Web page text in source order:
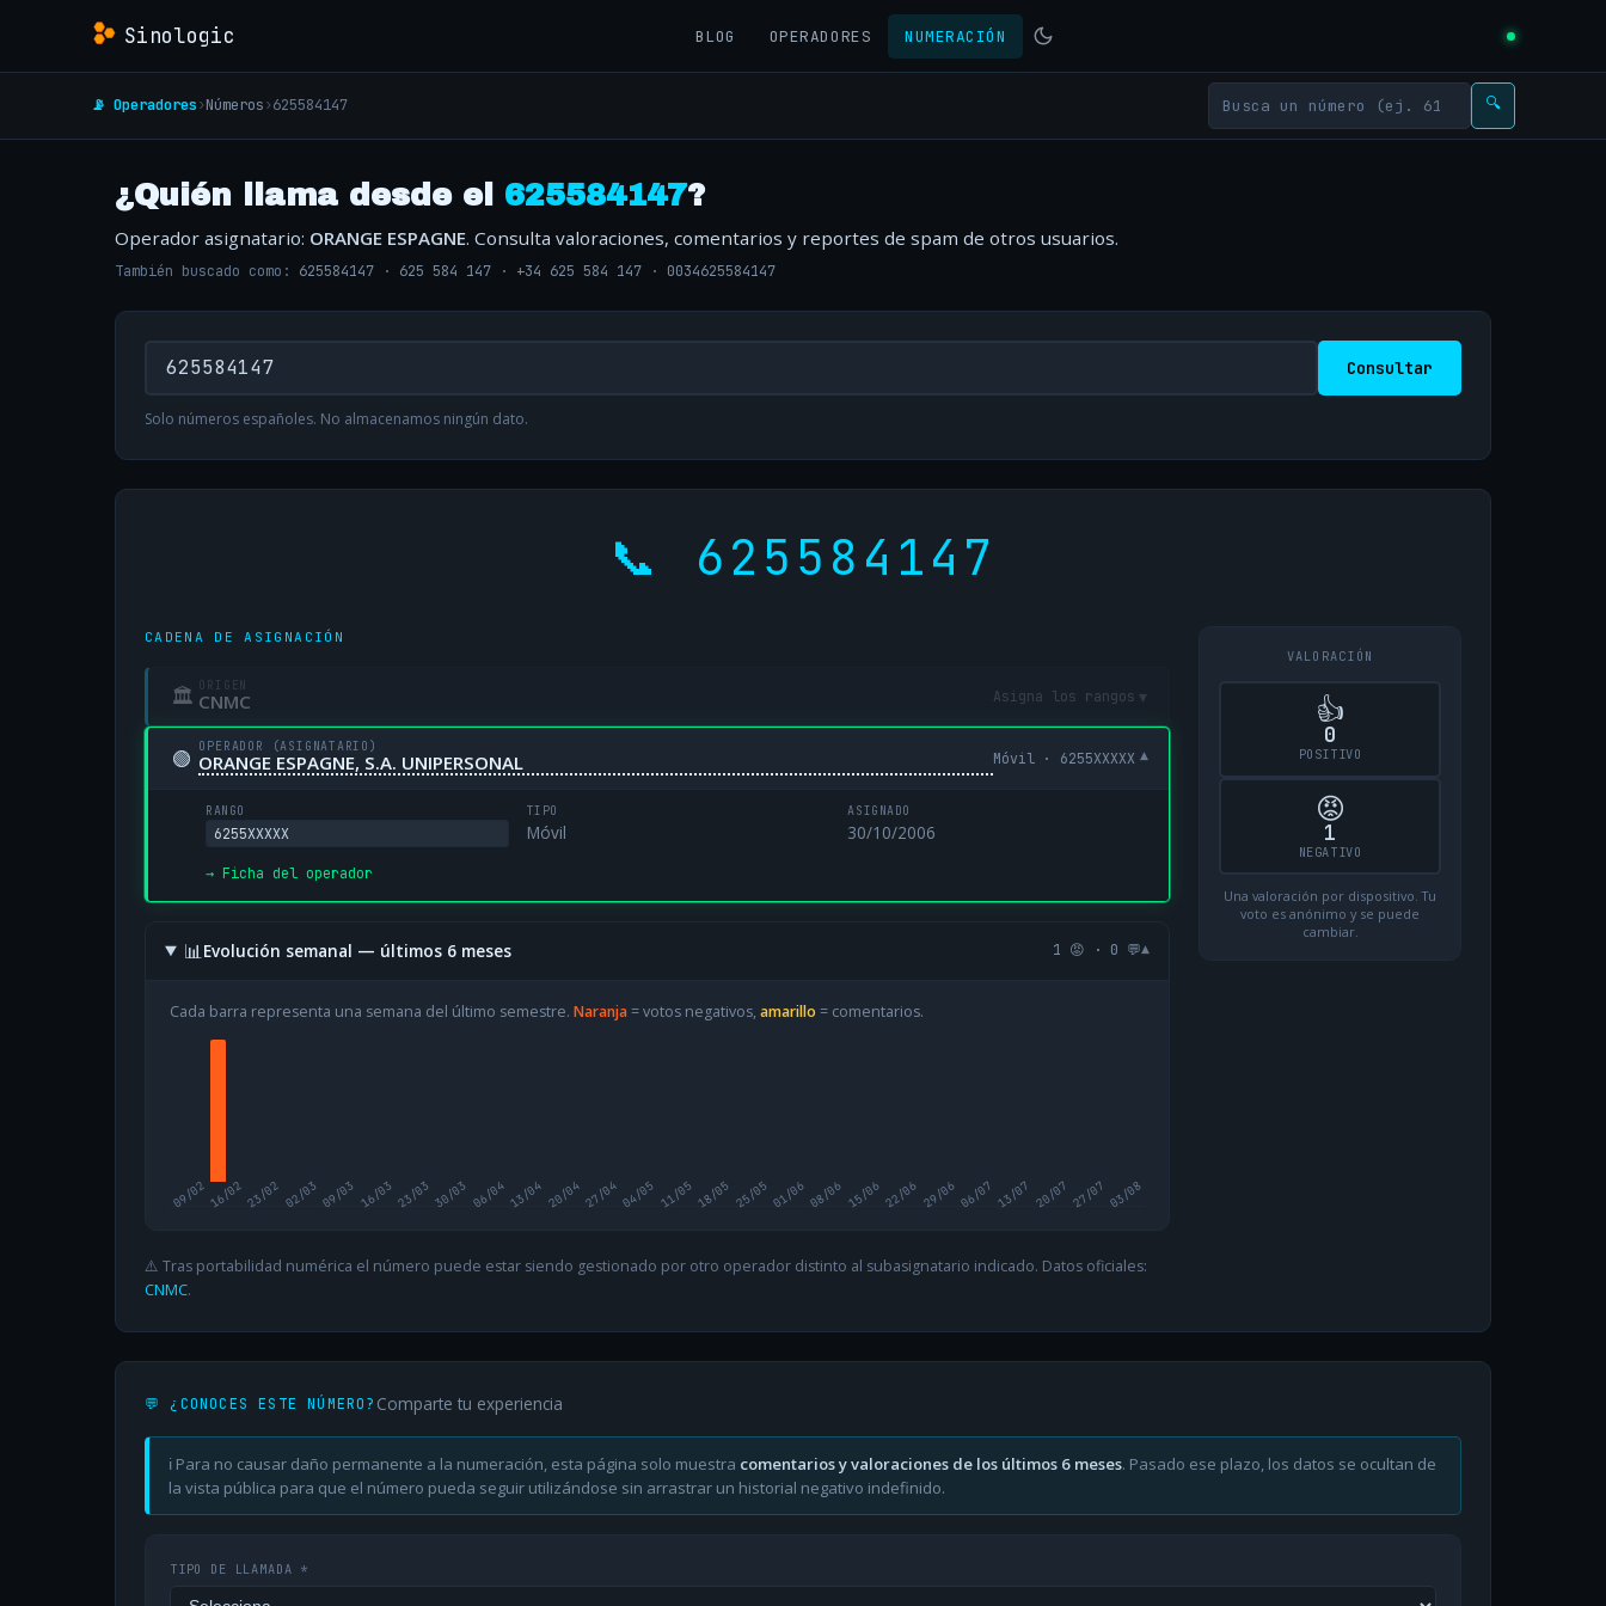
Sinologic BLOG OPERADORES NUMERACIÓN
📡 Operadores›Números›625584147 🔍
¿Quién llama desde el 625584147?
Operador asignatario: ORANGE ESPAGNE. Consulta valoraciones, comentarios y reportes de spam de otros usuarios.
También buscado como: 625584147 · 625 584 147 · +34 625 584 147 · 0034625584147
Consultar
Solo números españoles. No almacenamos ningún dato.
📞 625584147
CADENA DE ASIGNACIÓN
🏛 ORIGEN
CNMC Asigna los rangos ▾
🟢 OPERADOR (ASIGNATARIO)
ORANGE ESPAGNE, S.A. UNIPERSONAL Móvil · 6255XXXXX ▾
RANGO
6255XXXXX
TIPO
Móvil
ASIGNADO
30/10/2006
→ Ficha del operador
📊Evolución semanal — últimos 6 meses 1 😡 · 0 💬▾
Cada barra representa una semana del último semestre. Naranja= votos negativos, amarillo = comentarios.
09/0216/0223/02 02/03 09/03 16/03 23/03 30/03 06/0413/04 20/0427/0404/05 11/0518/05 25/0501/0608/06 15/0622/06 29/0606/07 13/07 20/07 27/07 03/08
⚠️ Tras portabilidad numérica el número puede estar siendo gestionado por otro operador distinto al subasignatario indicado. Datos oficiales:
CNMC.
VALORACIÓN
👍
0
POSITIVO
😡
1
NEGATIVO
Una valoración por dispositivo. Tu
voto es anónimo y se puede
cambiar.
💬 ¿CONOCES ESTE NÚMERO? Comparte tu experiencia
ℹ️ Para no causar daño permanente a la numeración, esta página solo muestra comentarios y valoraciones de los últimos 6 meses. Pasado ese plazo, los datos se ocultan de
la vista pública para que el número pueda seguir utilizándose sin arrastrar un historial negativo indefinido.
TIPO DE LLAMADA *